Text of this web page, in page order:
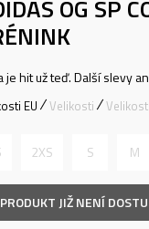
OG SP
je hit už teď. Další slevy
EU Velikosti
2XS S M
PRODUKT JIŽ NENÍ